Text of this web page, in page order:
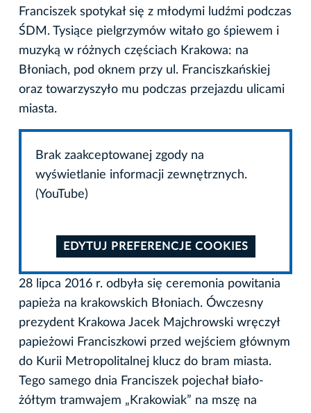
Franciszek spotykał się z młodymi ludźmi podczas
ŚDM. Tysiące pielgrzymów witało go śpiewem i
muzyką w różnych częściach Krakowa: na
Błoniach, pod oknem przy ul. Franciszkańskiej
oraz towarzyszyło mu podczas przejazdu ulicami
miasta.
Brak zaakceptowanej zgody na
wyświetlanie informacji zewnętrznych.
(YouTube)
EDYTUJ PREFERENCJE COOKIES
28 lipca 2016 r. odbyła się ceremonia powitania
papieża na krakowskich Błoniach. Ówczesny
prezydent Krakowa Jacek Majchrowski wręczył
papieżowi Franciszkowi przed wejściem głównym
do Kurii Metropolitalnej klucz do bram miasta.
Tego samego dnia Franciszek pojechał biało-
żółtym tramwajem „Krakowiak” na mszę na